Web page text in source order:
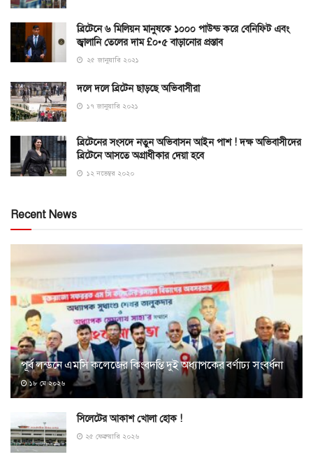
ব্রিটেনে ৬ মিলিয়ন মানুষকে ১০০০ পাউন্ড করে বেনিফিট এবং
জ্বালানি তেলের দাম £০•৫ বাড়ানোর প্রস্তাব
২৫ জানুয়ারি ২০২১
দলে দলে ব্রিটেন ছাড়ছে অভিবাসীরা
১৭ জানুয়ারি ২০২১
ব্রিটেনের সংসদে নতুন অভিবাসন আইন পাশ ! দক্ষ অভিবাসীদের
ব্রিটেনে আসতে অগ্রাধীকার দেয়া হবে
১২ নভেম্বর ২০২০
Recent News
পূর্ব লন্ডনে এমসি কলেজের কিংবদন্তি দুই অধ্যাপকের বর্ণাঢ্য সংবর্ধনা
১৮ মে ২০২৬
সিলেটের আকাশ খোলা হোক !
২৫ ফেব্রুয়ারি ২০২৬